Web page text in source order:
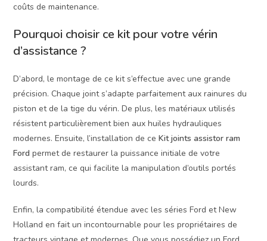
coûts de maintenance.
Pourquoi choisir ce kit pour votre vérin
d’assistance ?
D’abord, le montage de ce kit s’effectue avec une grande
précision. Chaque joint s’adapte parfaitement aux rainures du
piston et de la tige du vérin. De plus, les matériaux utilisés
résistent particulièrement bien aux huiles hydrauliques
modernes. Ensuite, l’installation de ceKit joints assistor ram
Ford permet de restaurer la puissance initiale de votre
assistant ram, ce qui facilite la manipulation d’outils portés
lourds.
Enfin, la compatibilité étendue avec les séries Ford et New
Holland en fait un incontournable pour les propriétaires de